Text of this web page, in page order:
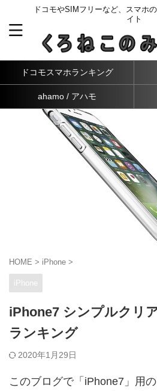
ドコモやSIMフリーなど、スマホ
イト
ドコモスマホランキング
ahamo / アハモ
HOME > iPhone >
iPhone
iPhone7 シンプルクリ
ランキング
2020年1月29日
このブログで「iPhone7」用